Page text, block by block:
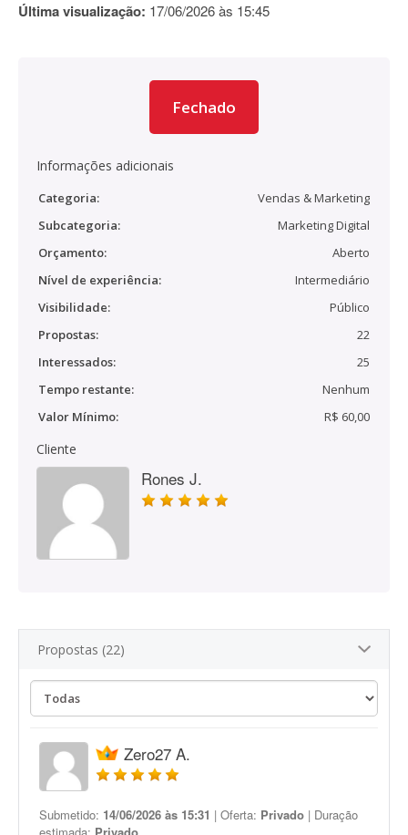
Última visualização: 17/06/2026 às 15:45
Fechado
Informações adicionais
Categoria:
Vendas & Marketing
Subcategoria:
Marketing Digital
Orçamento:
Aberto
Nível de experiência:
Intermediário
Visibilidade:
Público
Propostas:
22
Interessados:
25
Tempo restante:
Nenhum
Valor Mínimo:
R$ 60,00
Cliente
Rones J.
Propostas (22)
Zero27 A.
Submetido: 14/06/2026 às 15:31 | Oferta: Privado | Duração